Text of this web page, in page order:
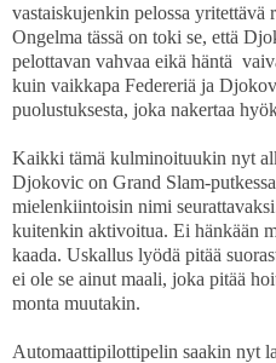
vastaiskujenkin pelossa yritettävä
Ongelma tässä on toki se, että
pelottavan vahvaa eikä häntä
kuin vaikkapa Federeriä ja
puolustuksesta, joka nakertaa
Kaikki tämä kulminoituukin nyt
Djokovic on Grand Slam-
mielenkiintoisin nimi
kuitenkin aktivoitua. Ei hänkään
kaada. Uskallus lyödä pitää
ei ole se ainut maali, joka pitää
monta muutakin.
Automaattipilottipelin saakin nyt